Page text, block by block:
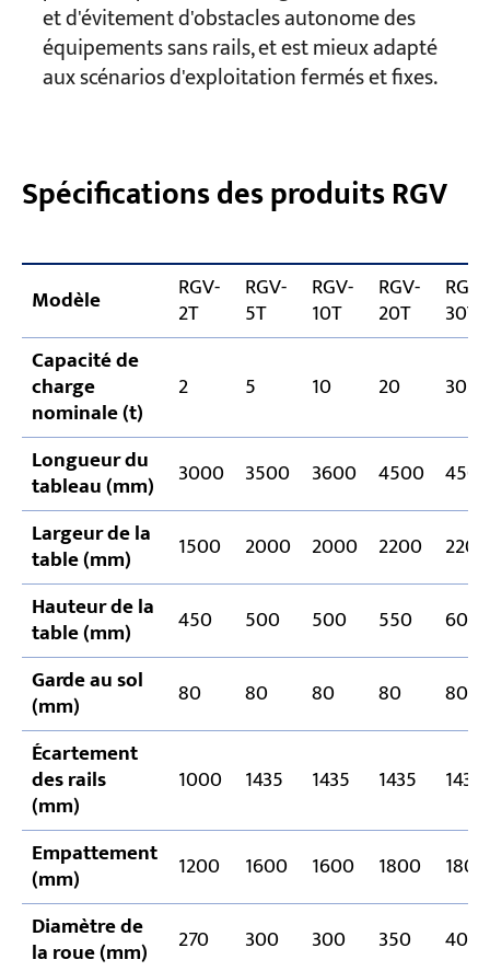
et d'évitement d'obstacles autonome des
équipements sans rails, et est mieux adapté
aux scénarios d'exploitation fermés et fixes.
Spécifications des produits RGV
Modèle RGV-
2T
RGV-
5T
RGV-
10T
RGV-
20T
RGV-
30T
Capacité de
charge
nominale (t)
2 5 10 20 30
Longueur du
tableau (mm) 3000 3500 3600 4500
Largeur de la
table (mm) 1500 2000 2000 2200
2200
Hauteur de la
table (mm) 450 500 500 550
600
Garde au sol
(mm) 80 80 80 80
80
Écartement
des rails
(mm)
1000 1435 1435 1435 1435
Empattement
(mm) 1200 1600 1600 1800
1800
Diamètre de
la roue (mm) 270 300 300 350
400